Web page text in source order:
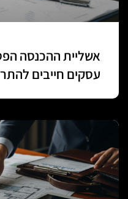
אשליית ההכנסה
עסקים חייבים